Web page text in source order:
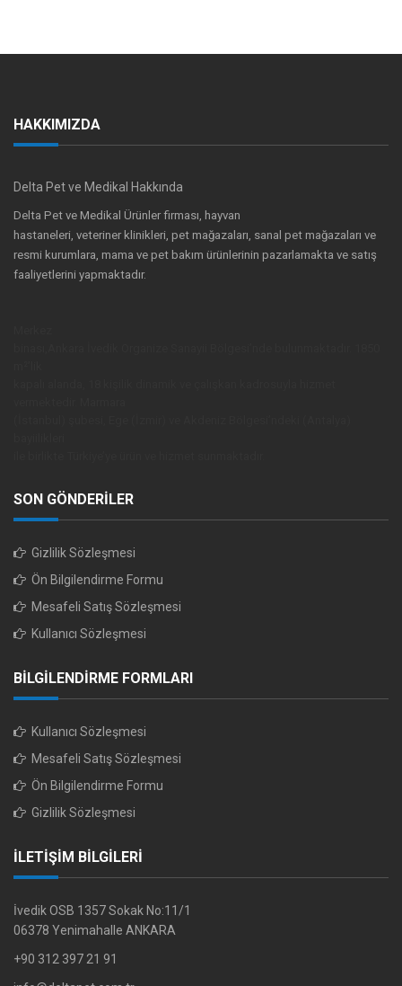
HAKKIMIZDA
Delta Pet ve Medikal Hakkında
Delta Pet ve Medikal Ürünler firması, hayvan
hastaneleri, veteriner klinikleri, pet mağazaları, sanal pet mağazaları ve
resmi kurumlara, mama ve pet bakım ürünlerinin pazarlamakta ve satış
faaliyetlerini yapmaktadır.
SON GÖNDERİLER
Gizlilik Sözleşmesi
Ön Bilgilendirme Formu
Mesafeli Satış Sözleşmesi
Kullanıcı Sözleşmesi
BİLGİLENDİRME FORMLARI
Kullanıcı Sözleşmesi
Mesafeli Satış Sözleşmesi
Ön Bilgilendirme Formu
Gizlilik Sözleşmesi
İLETİŞİM BİLGİLERİ
İvedik OSB 1357 Sokak No:11/1
06378 Yenimahalle ANKARA
+90 312 397 21 91